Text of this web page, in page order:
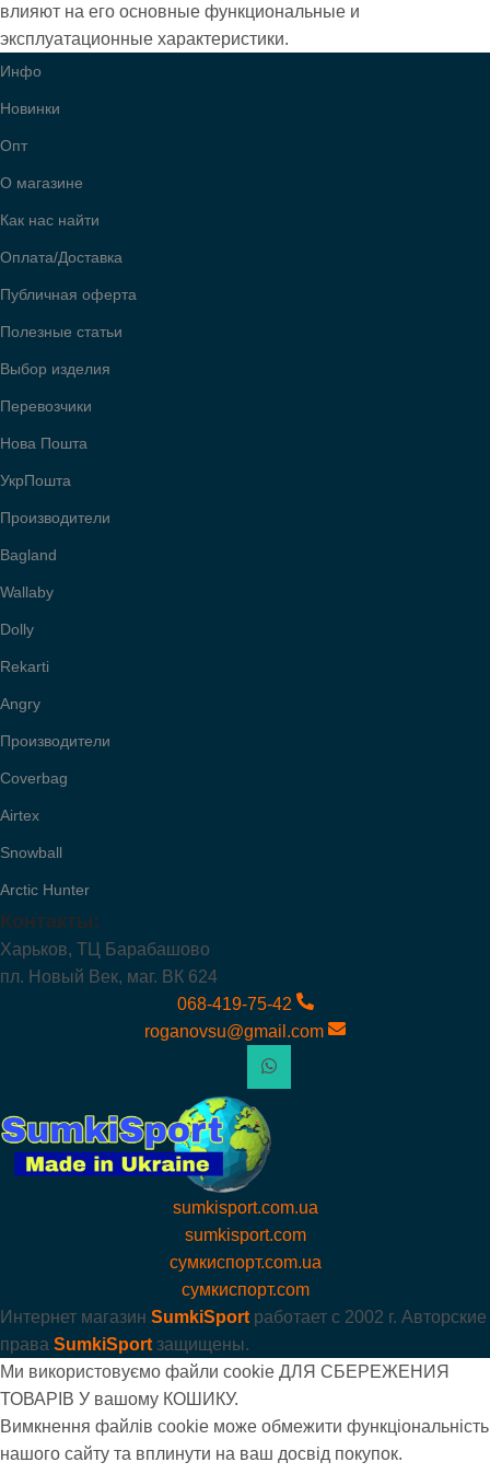
влияют на его основные функциональные и
эксплуатационные характеристики.
Инфо
Новинки
Опт
О магазине
Как нас найти
Оплата/Доставка
Публичная оферта
Полезные статьи
Выбор изделия
Перевозчики
Нова Пошта
УкрПошта
Производители
Bagland
Wallaby
Dolly
Rekarti
Angry
Производители
Coverbag
Airtex
Snowball
Arctic Hunter
Контакты:
Харьков, ТЦ Барабашово
пл. Новый Век, маг. ВК 624
068-419-75-42
roganovsu@gmail.com
sumkisport.com.ua
sumkisport.com
сумкиспорт.com.ua
сумкиспорт.com
Интернет магазин SumkiSport работает с 2002 г. Авторские
права SumkiSport защищены.
Ми використовуємо файли cookie ДЛЯ СБЕРЕЖЕНИЯ
ТОВАРІВ У вашому КОШИКУ.
Вимкнення файлів cookie може обмежити функціональність
нашого сайту та вплинути на ваш досвід покупок.